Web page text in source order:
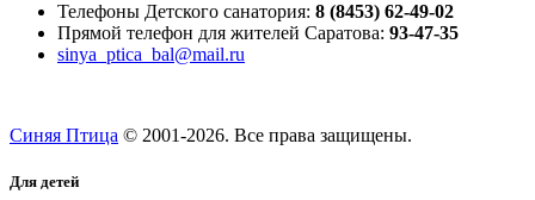
Телефоны Детского санатория: 8 (8453) 62-49-02
Прямой телефон для жителей Саратова: 93-47-35
sinya_ptica_bal@mail.ru
Синяя Птица © 2001-2026. Все права защищены.
Для детей